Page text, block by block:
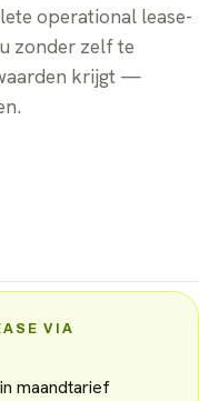
operational lease-
zonder zelf te
krijgt —
VIA
maandtarief